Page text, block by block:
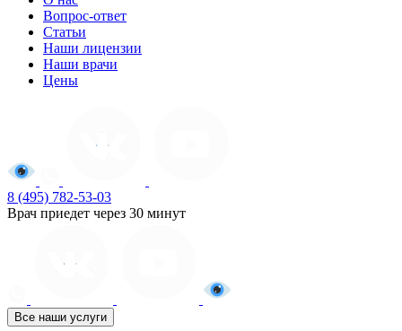
Вопрос-ответ
Статьи
Наши лицензии
Наши врачи
Цены
8 (495) 782-53-03
Врач приедет через 30 минут
Все наши услуги